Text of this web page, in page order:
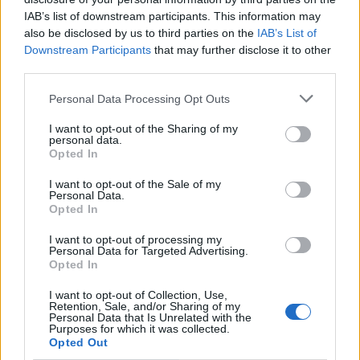
IAB’s list of downstream participants. This information may
also be disclosed by us to third parties on the IAB’s List of
Downstream Participants that may further disclose it to other
Personal Data Processing Opt Outs
I want to opt-out of the Sharing of my
personal data.
Opted In
I want to opt-out of the Sale of my
Personal Data.
Opted In
I want to opt-out of processing my
Personal Data for Targeted Advertising.
Opted In
I want to opt-out of Collection, Use,
Retention, Sale, and/or Sharing of my
Personal Data that Is Unrelated with the
Purposes for which it was collected.
Opted Out
Marjus Marcinkevičs (Marius Marcinkevičius, 1966) ir
lietuviešu bērnu grāmatu autors, ārsts, izdevējs, kura
grāmatas saņēmušas daudzas literāras prēmijas
(Prana Mašota prēmiju, Aloīza Petrika prēmiju, Gada
grāmatas balvu, Viļņas mēra balvu u.c.) Pēc viņa
darbu motīviem iestudētas izrādes, dzeja